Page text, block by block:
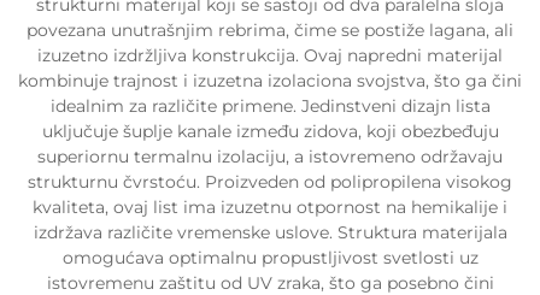
strukturni materijal koji se sastoji od dva paralelna sloja
povezana unutrašnjim rebrima, čime se postiže lagana, ali
izuzetno izdržljiva konstrukcija. Ovaj napredni materijal
kombinuje trajnost i izuzetna izolaciona svojstva, što ga čini
idealnim za različite primene. Jedinstveni dizajn lista
uključuje šuplje kanale između zidova, koji obezbeđuju
superiornu termalnu izolaciju, a istovremeno održavaju
strukturnu čvrstoću. Proizveden od polipropilena visokog
kvaliteta, ovaj list ima izuzetnu otpornost na hemikalije i
izdržava različite vremenske uslove. Struktura materijala
omogućava optimalnu propustljivost svetlosti uz
istovremenu zaštitu od UV zraka, što ga posebno čini